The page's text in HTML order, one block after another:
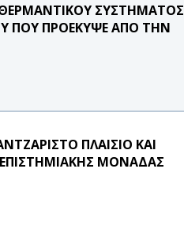
ΣΥΣΤΗΜΑΤΟΣ
ΠΟΥ ΠΡΟΕΚΥΨΕ ΑΠΟ ΤΗΝ
ΠΛΑΙΣΙΟ ΚΑΙ
ΜΟΝΑΔΑΣ